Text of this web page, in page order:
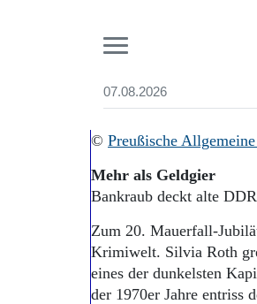
07.08.2026
Start
Aktuelle Ausgabe
Abonnenten-
Abo Prämien
Archiv
Mediadaten
Suchen und
© Preußische
Mehr als Geldgier
Bankraub deckt alte
Zum 20. Mauerfall-
Krimiwelt. Silvia Roth
eines der dunkelsten
der 1970er Jahre entriss